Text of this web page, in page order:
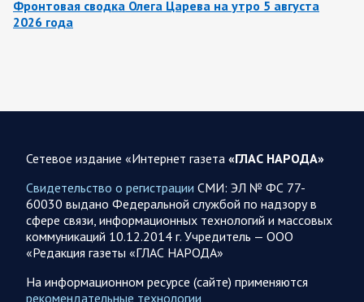
Фронтовая сводка Олега Царева на утро 5 августа
2026 года
Украинские террористы продолжают убивать мирное
население приграничных районов. Данные на 6 августа
За прошедшие сутки армия трусов и убийц, будучи не в
силах ничего противопоставить на поле боя, атаковала
гражданское население Белгородской…
06.08.2026 07:49 Спецоперация
Сетевое издание «Интернет газета «ГЛАС НАРОДА»
Свидетельство о регистрации СМИ: ЭЛ № ФС 77-
60030 выдано Федеральной службой по надзору в
сфере связи, информационных технологий и массовых
коммуникаций 10.12.2014 г. Учредитель — ООО
«Редакция газеты «ГЛАС НАРОДА»
На информационном ресурсе (сайте) применяются
рекомендательные технологии